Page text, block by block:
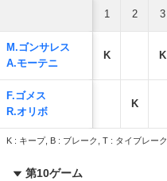
1 2 3
M.ゴンサレス
A.モーテニ
K K
F.ゴメス
R.オリボ
K
K : キープ, B : ブレーク, T : タイブレーク
第10ゲーム